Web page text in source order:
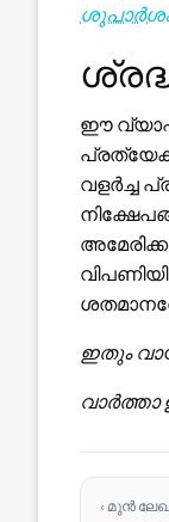
ഈ
വളർച്ച
ഇതും
വാർത്താ
‹ മുൻ